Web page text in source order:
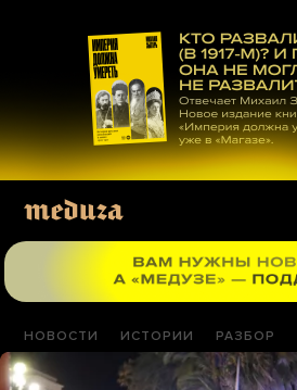
материалам
НОВОСТИ ИСТОРИИ РАЗБОР